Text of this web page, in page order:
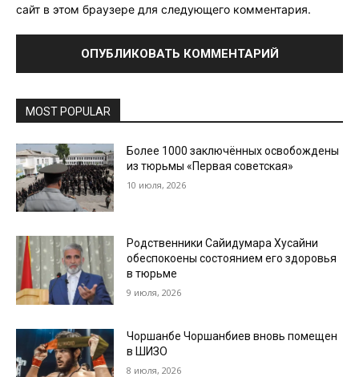
сайт в этом браузере для следующего комментария.
MOST POPULAR
Более 1000 заключённых освобождены
из тюрьмы «Первая советская»
10 июля, 2026
Родственники Сайидумара Хусайни
обеспокоены состоянием его здоровья
в тюрьме
9 июля, 2026
Чоршанбе Чоршанбиев вновь помещен
в ШИЗО
8 июля, 2026